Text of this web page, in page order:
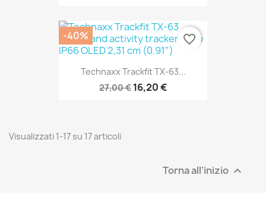
SOLO ONLINE
Technaxx Trackfit TX-63...
27,00 € 16,20 €
-40% favorite_border
Visualizzati 1-17 su 17 articoli
Torna all'inizio 